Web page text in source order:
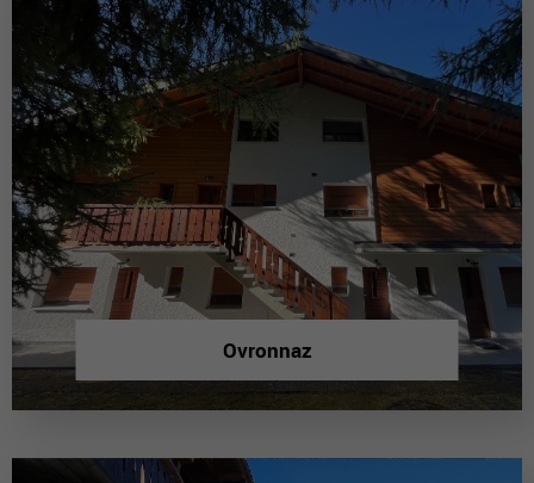
Ovronnaz